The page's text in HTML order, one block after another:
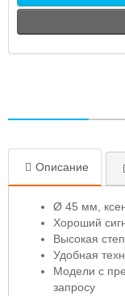
Описание
Ø 45 мм,
Хороший
Высокая
Удобная
Модели с
запросу